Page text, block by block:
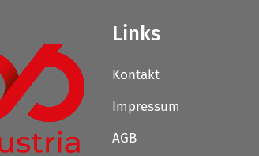
Links
Kontakt
Impressum
AGB